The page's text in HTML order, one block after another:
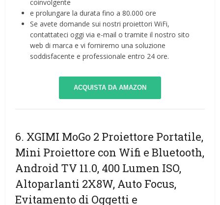
coinvolgente
e prolungare la durata fino a 80.000 ore
Se avete domande sui nostri proiettori WiFi,
contattateci oggi via e-mail o tramite il nostro sito
web di marca e vi forniremo una soluzione
soddisfacente e professionale entro 24 ore.
ACQUISTA DA AMAZON
6. XGIMI MoGo 2 Proiettore Portatile,
Mini Proiettore con Wifi e Bluetooth,
Android TV 11.0, 400 Lumen ISO,
Altoparlanti 2X8W, Auto Focus,
Evitamento di Oggetti e